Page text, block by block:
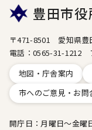
豊田市役
〒471-8501 愛知県豊
電話：0565-31-1212
地図・庁舎案内
市へのご意見・お問
開庁日：月曜日～金